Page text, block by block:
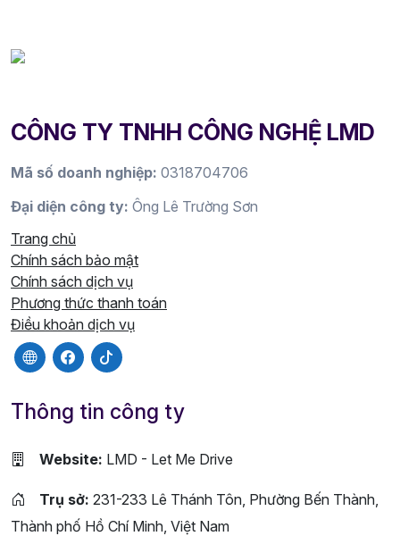
CÔNG TY TNHH CÔNG NGHỆ LMD
Mã số doanh nghiệp: 0318704706
Đại diện công ty: Ông Lê Trường Sơn
Trang chủ
Chính sách bảo mật
Chính sách dịch vụ
Phương thức thanh toán
Điều khoản dịch vụ
Thông tin công ty
Website: LMD - Let Me Drive
Trụ sở: 231-233 Lê Thánh Tôn, Phường Bến Thành,
Thành phố Hồ Chí Minh, Việt Nam